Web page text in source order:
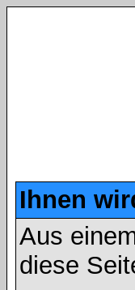
Ihnen
Aus
diese